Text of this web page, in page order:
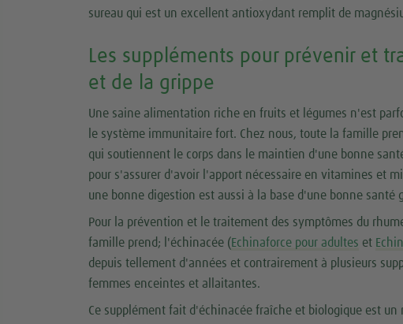
sureau qui est un excellent antioxydant remplit de
Les suppléments pour prévenir et
et de la grippe
Une saine alimentation riche en fruits et légumes n'est
le système immunitaire fort. Chez nous, toute la famille
qui soutiennent le corps dans le maintien d'une bonne
pour s'assurer d'avoir l'apport nécessaire en vitamines et
une bonne digestion est aussi à la base d'une bonne santé
Pour la prévention et le traitement des symptômes du
famille prend; l'échinacée ( Echinaforce pour adultes et
depuis tellement d'années et contrairement à plusieurs
femmes enceintes et allaitantes.
Ce supplément fait d'échinacée fraîche et biologique est